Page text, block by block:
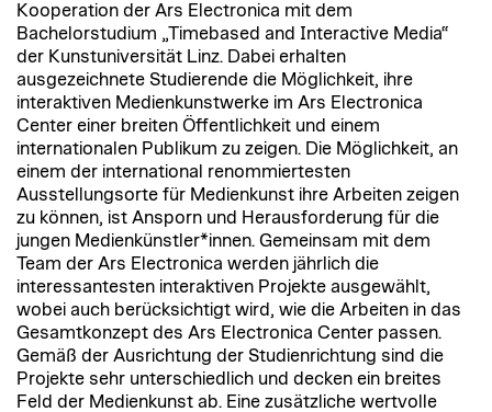
Kooperation der Ars Electronica mit dem
Bachelorstudium „Timebased and Interactive Media“
der Kunstuniversität Linz. Dabei erhalten
ausgezeichnete Studierende die Möglichkeit, ihre
interaktiven Medienkunstwerke im Ars Electronica
Center einer breiten Öffentlichkeit und einem
internationalen Publikum zu zeigen. Die Möglichkeit, an
einem der international renommiertesten
Ausstellungsorte für Medienkunst ihre Arbeiten zeigen
zu können, ist Ansporn und Herausforderung für die
jungen Medienkünstler*innen. Gemeinsam mit dem
Team der Ars Electronica werden jährlich die
interessantesten interaktiven Projekte ausgewählt,
wobei auch berücksichtigt wird, wie die Arbeiten in das
Gesamtkonzept des Ars Electronica Center passen.
Gemäß der Ausrichtung der Studienrichtung sind die
Projekte sehr unterschiedlich und decken ein breites
Feld der Medienkunst ab. Eine zusätzliche wertvolle